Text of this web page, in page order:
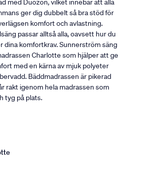
med Duozon, vilket innebär att alla
ger dig dubbelt så bra stöd för
komfort och avlastning.
passar alltså alla, oavsett hur du
dina komfortkrav. Sunnerström säng
Charlotte som hjälper att ge
med en kärna av mjuk polyeter
Bäddmadrassen är pikerad
rakt igenom hela madrassen som
tyg på plats.